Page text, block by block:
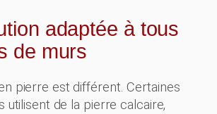
adaptée à tous
de murs
pierre est différent. Certaines
utilisent de la pierre calcaire,